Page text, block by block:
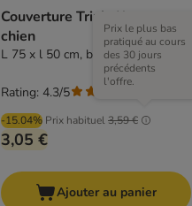
Couverture Trixie Kenny pour
chien
L 75 x l 50 cm, beige
-15.04% Prix habituel3,59 €
Prix le plus bas
pratiqué au cours
des 30 jours
précédents
l'offre.
3,05 €
Rating: 4.3/5
Ajouter au panier